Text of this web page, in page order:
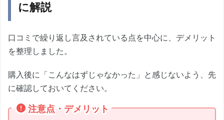
に解説
口コミで繰り返し言及されている点を中心に、デメリット
を整理しました。
購入後に「こんなはずじゃなかった」と感じないよう、先
に確認しておいてください。
注意点・デメリット